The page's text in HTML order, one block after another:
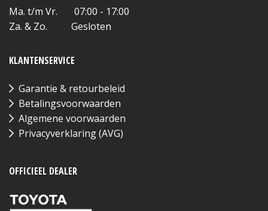
Ma. t/m Vr. 07:00 - 17:00
Za. & Zo. Gesloten
KLANTENSERVICE
Garantie & retourbeleid
Betalingsvoorwaarden
Algemene voorwaarden
Privacyverklaring (AVG)
OFFICIEEL DEALER